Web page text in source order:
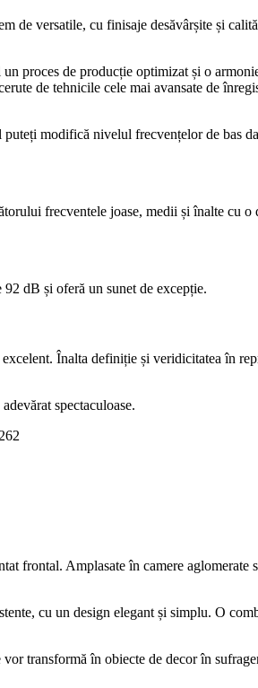
de versatile, cu finisaje desăvârșite și
proces de producție optimizat și o
de tehnicile cele mai avansate de
modifică nivelul frecvențelor de bas
frecventele joase, medii și înalte cu o
dB și oferă un sunet de excepție.
Înalta definiție și veridicitatea în
spectaculoase.
frontal. Amplasate în camere aglomerate
cu un design elegant și simplu. O
transformă în obiecte de decor în